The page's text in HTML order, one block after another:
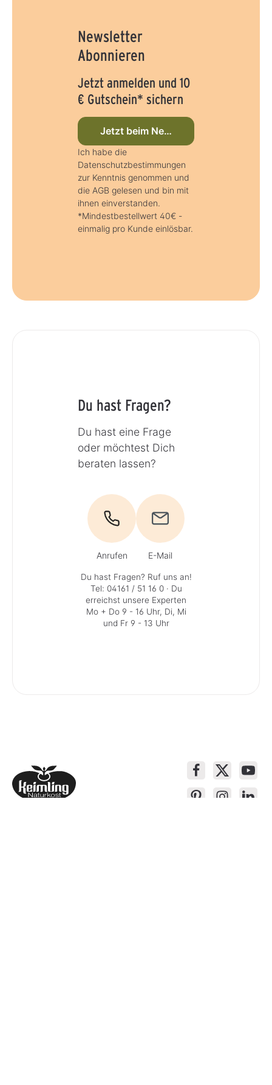
Newsletter
Abonnieren
Jetzt anmelden und 10
€ Gutschein* sichern
Jetzt beim Newsletter anmelden
Ich habe die
Datenschutzbestimmungen
zur Kenntnis genommen und
die AGB gelesen und bin mit
ihnen einverstanden.
*Mindestbestellwert 40€ -
einmalig pro Kunde einlösbar.
Du hast Fragen?
Du hast eine Frage
oder möchtest Dich
beraten lassen?
Anrufen E-Mail
Du hast Fragen? Ruf uns an!
Tel: 04161 / 51 16 0· Du
erreichst unsere Experten
Mo + Do 9 - 16 Uhr, Di, Mi
und Fr 9 - 13 Uhr